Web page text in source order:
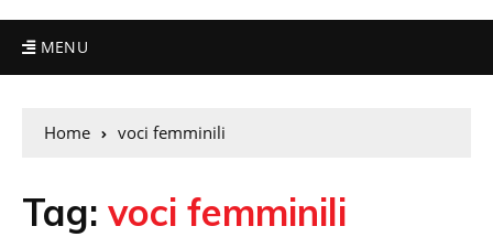
MENU
Home voci femminili
Tag: voci femminili